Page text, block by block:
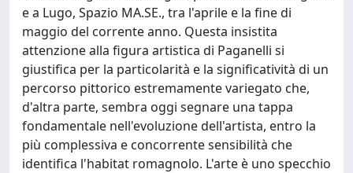
e a Lugo, Spazio MA.SE., tra l'aprile e la fine di
maggio del corrente anno. Questa insistita
attenzione alla figura artistica di Paganelli si
giustifica per la particolarità e la significatività di un
percorso pittorico estremamente variegato che,
d'altra parte, sembra oggi segnare una tappa
fondamentale nell'evoluzione dell'artista, entro la
più complessiva e concorrente sensibilità che
identifica l'habitat romagnolo. L'arte è uno specchio